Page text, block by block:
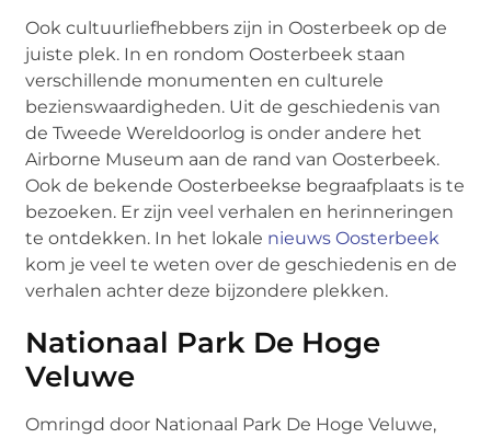
Ook cultuurliefhebbers zijn in Oosterbeek op de
juiste plek. In en rondom Oosterbeek staan
verschillende monumenten en culturele
bezienswaardigheden. Uit de geschiedenis van
de Tweede Wereldoorlog is onder andere het
Airborne Museum aan de rand van Oosterbeek.
Ook de bekende Oosterbeekse begraafplaats is te
bezoeken. Er zijn veel verhalen en herinneringen
te ontdekken. In het lokale nieuws Oosterbeek
kom je veel te weten over de geschiedenis en de
verhalen achter deze bijzondere plekken.
Nationaal Park De Hoge
Veluwe
Omringd door Nationaal Park De Hoge Veluwe,